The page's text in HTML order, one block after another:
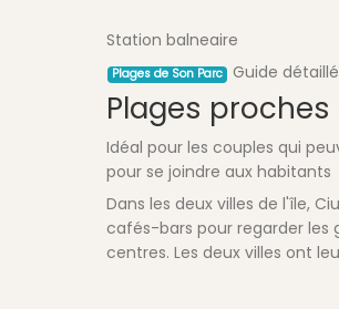
Station balneaire
Plages de Son Parc Guide
Plages proches
Idéal pour les couples qui
pour se joindre aux habitants
Dans les deux villes de l'île,
cafés-bars pour regarder les
centres. Les deux villes ont